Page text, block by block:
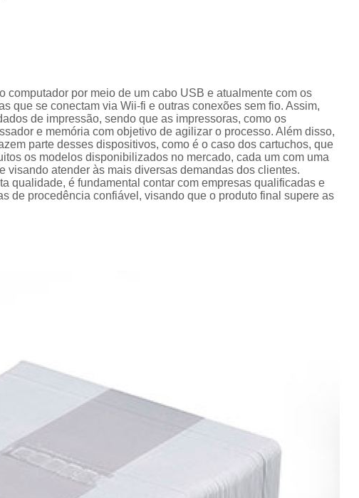
Cordão
Crachá de Identificação
Crachá em Branco
Crachá Identificação
Crachá com
Crachá de
Crachás Personalizados para
Impressora Datacard
Impressora de Crachá
Impressora de Etiquetas Argox
computador por meio de um cabo USB e atualmente com os
que se conectam via Wii-fi e outras conexões sem fio. Assim,
de impressão, sendo que as impressoras, como os
e memória com objetivo de agilizar o processo. Além disso,
parte desses dispositivos, como é o caso dos cartuchos, que
os modelos disponibilizados no mercado, cada um com uma
visando atender às mais diversas demandas dos clientes.
qualidade, é fundamental contar com empresas qualificadas e
de procedência confiável, visando que o produto final supere as